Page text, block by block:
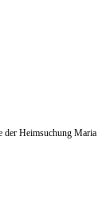
der Heimsuchung Maria